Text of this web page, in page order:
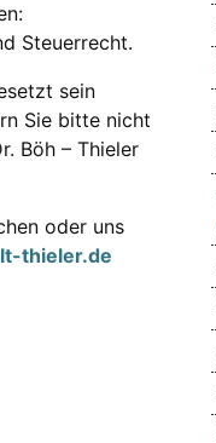
Steuerrecht.
sein
Sie bitte nicht
Böh – Thieler
oder uns
thieler.de